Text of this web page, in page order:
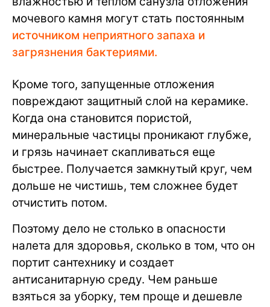
мочевого камня могут стать постоянным
источником неприятного запаха и
загрязнения бактериями.
Кроме того, запущенные отложения
повреждают защитный слой на керамике.
Когда она становится пористой,
минеральные частицы проникают глубже,
и грязь начинает скапливаться еще
быстрее. Получается замкнутый круг, чем
дольше не чистишь, тем сложнее будет
отчистить потом.
Поэтому дело не столько в опасности
налета для здоровья, сколько в том, что он
портит сантехнику и создает
антисанитарную среду. Чем раньше
взяться за уборку, тем проще и дешевле